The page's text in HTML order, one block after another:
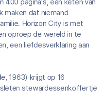
maken dat niemand
Horizon City is met
oproep de wereld in te
een liefdesverklaring aan
1963) krijgt op 16
stewardessenkoffertje